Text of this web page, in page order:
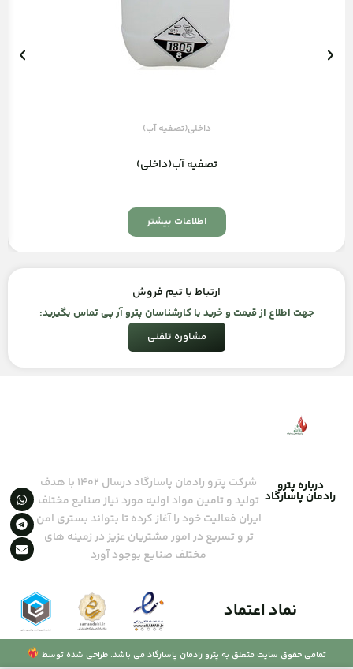
داخلی(تصفیه آب)
تصفیه آب(داخلی)
اطلاعات بیشتر
ارتباط با تیم فروش
جهت اطلاع از قیمت و خرید با کارشناسان پترو آر پی تماس بگیرید:
مشاوره تلفنی
درباره پترو
رادمان پاسارگاد
شرکت پترو رادمان پاسارگاد درسال ۱۴۰۲ با هدف
تولید و تامین مواد اولیه مورد نیاز صنایع مختلف
ایران فعالیت خود را آغاز کرده تا بتواند بستری امن
تر و تسریع در امور مشتریان عزیز در زمینه های
مختلف صنایع بوجود آورد
نماد اعتماد
تمامی حقوق سایت متعلق به پترو رادمان پاسارگاد می باشد. طراحی شده توسط